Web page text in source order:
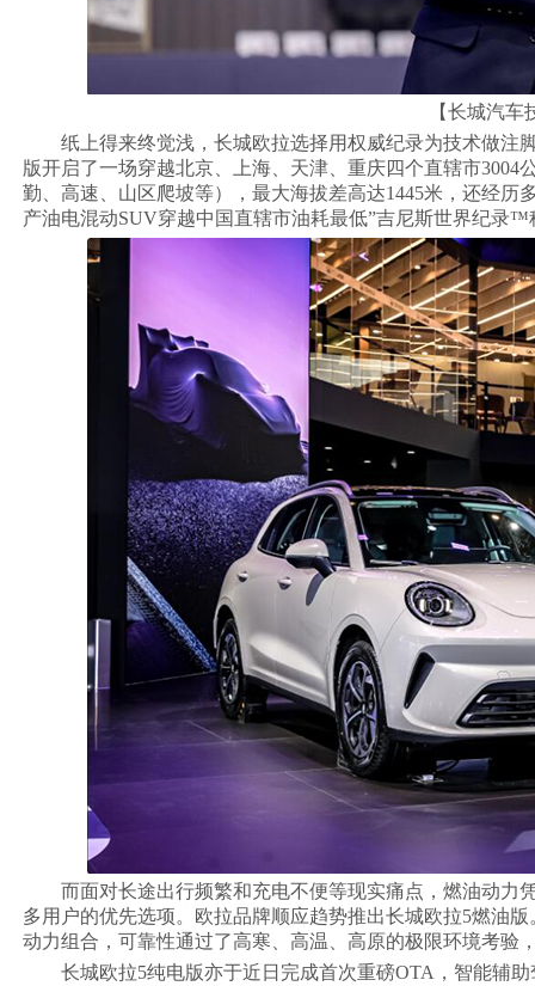
【长城汽
纸上得来终觉浅，长城欧拉选择用权威纪录为技术做注
版开启了一场穿越北京、上海、天津、重庆四个直辖市
勤、高速、山区爬坡等），最大海拔差高达1445米，还经历
产油电混动SUV穿越中国直辖市油耗最低”吉尼斯世界纪录
而面对长途出行频繁和充电不便等现实痛点，燃油动力
多用户的优先选项。欧拉品牌顺应趋势推出长城欧拉5燃油
动力组合，可靠性通过了高寒、高温、高原的极限环境考验
长城欧拉5纯电版亦于近日完成首次重磅OTA，智能辅